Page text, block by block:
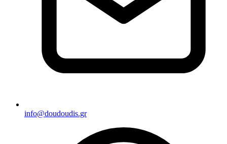
info@doudoudis.gr